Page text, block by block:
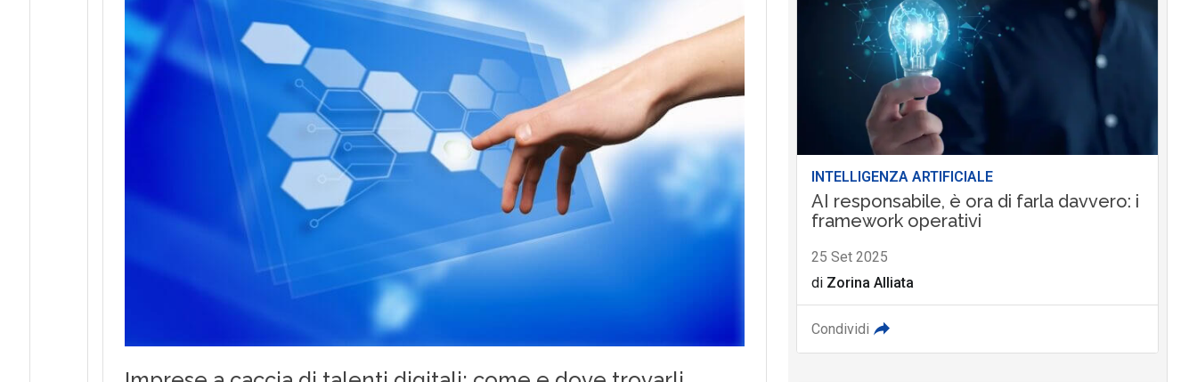
INTELLIGENZA ARTIFICIALE
AI responsabile, è ora di farla davvero: i
framework operativi
25 Set 2025
di Zorina Alliata
Condividi